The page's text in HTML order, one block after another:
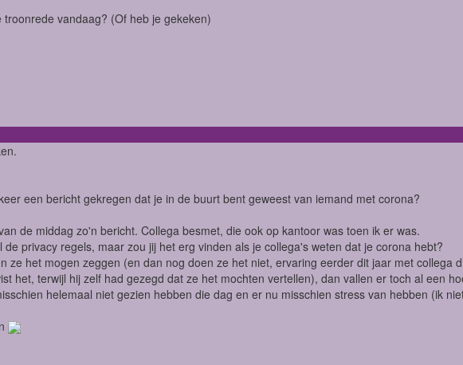
troonrede vandaag? (Of heb je gekeken)
een bericht gekregen dat je in de buurt bent geweest van iemand met corona?
de middag zo'n bericht. Collega besmet, die ook op kantoor was toen ik er was.
de privacy regels, maar zou jij het erg vinden als je collega's weten dat je corona hebt?
ze het mogen zeggen (en dan nog doen ze het niet, ervaring eerder dit jaar met collega
het, terwijl hij zelf had gezegd dat ze het mochten vertellen), dan vallen er toch al een
helemaal niet gezien hebben die dag en er nu misschien stress van hebben (ik